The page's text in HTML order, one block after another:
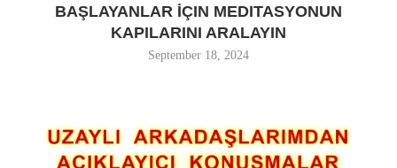
BAŞLAYANLAR İÇIN MEDITASYONUN
KAPILARINI ARALAYIN
September 18, 2024